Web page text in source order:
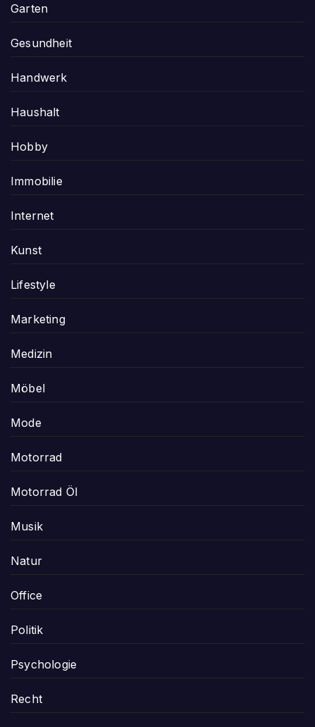
Garten
Gesundheit
Handwerk
Haushalt
Hobby
Immobilie
Internet
Kunst
Lifestyle
Marketing
Medizin
Möbel
Mode
Motorrad
Motorrad Öl
Musik
Natur
Office
Politik
Psychologie
Recht